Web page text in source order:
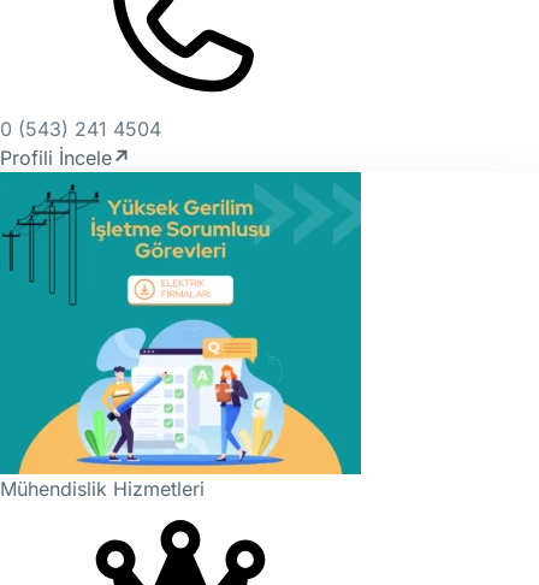
0 (543) 241 4504
Profili İncele↗
Mühendislik Hizmetleri